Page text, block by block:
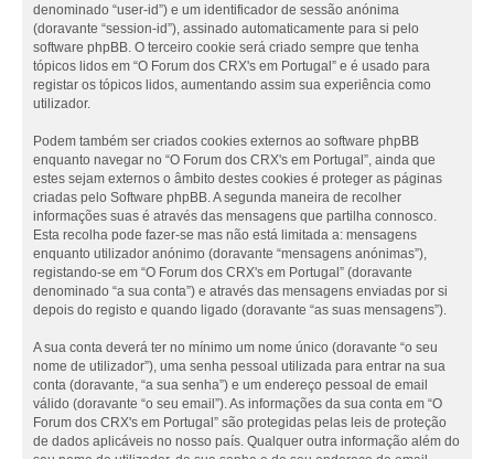
denominado “user-id”) e um identificador de sessão anónima
(doravante “session-id”), assinado automaticamente para si pelo
software phpBB. O terceiro cookie será criado sempre que tenha
tópicos lidos em “O Forum dos CRX's em Portugal” e é usado para
registar os tópicos lidos, aumentando assim sua experiência como
utilizador.
Podem também ser criados cookies externos ao software phpBB
enquanto navegar no “O Forum dos CRX's em Portugal”, ainda que
estes sejam externos o âmbito destes cookies é proteger as páginas
criadas pelo Software phpBB. A segunda maneira de recolher
informações suas é através das mensagens que partilha connosco.
Esta recolha pode fazer-se mas não está limitada a: mensagens
enquanto utilizador anónimo (doravante “mensagens anónimas”),
registando-se em “O Forum dos CRX's em Portugal” (doravante
denominado “a sua conta”) e através das mensagens enviadas por si
depois do registo e quando ligado (doravante “as suas mensagens”).
A sua conta deverá ter no mínimo um nome único (doravante “o seu
nome de utilizador”), uma senha pessoal utilizada para entrar na sua
conta (doravante, “a sua senha”) e um endereço pessoal de email
válido (doravante “o seu email”). As informações da sua conta em “O
Forum dos CRX's em Portugal” são protegidas pelas leis de proteção
de dados aplicáveis no nosso país. Qualquer outra informação além do